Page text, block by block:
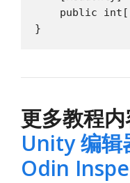
public
}
更多教程内
Unity 编
Odin